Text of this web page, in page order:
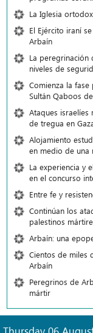
La Iglesia
El Ejército iraní
Arbaín
La peregrinación
niveles de
Comienza la
Sultán Qaboos
Ataques israelíes
de tregua en
Alojamiento
en medio de una
La experiencia y
en el concurso
Entre fe y
Continúan los
palestinos
Arbaín: una
Cientos de miles
Arbaín
Peregrinos de
mártir